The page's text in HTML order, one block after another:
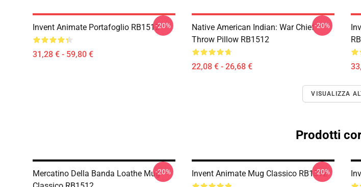
Invent Animate Portafoglio RB1512
31,28 € - 59,80 €
-20%
Native American Indian: War Chief
Throw Pillow RB1512
22,08 € - 26,68 €
-20%
VISUALIZZA
Prodotti
Mercatino Della Banda Loathe Mug-20% Invent Animate Mug Classico RB1512
-20%